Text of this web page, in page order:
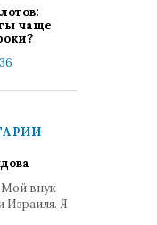
чаще
Мой внук
Израиля. Я